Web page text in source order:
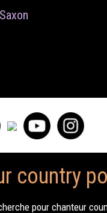
country
pour chanteur